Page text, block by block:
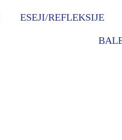
ESEJI/REFLEKSIJE